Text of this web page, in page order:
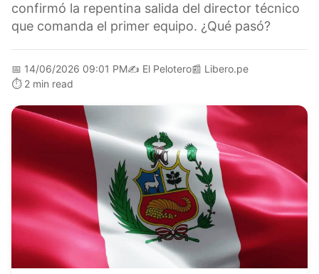
confirmó la repentina salida del director técnico
que comanda el primer equipo. ¿Qué pasó?
📅 14/06/2026 09:01 PM✍️ El Pelotero📰 Libero.pe
⏱️ 2 min read